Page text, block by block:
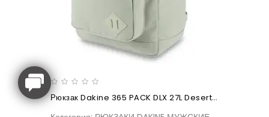
Рюкзак Dakine 365 PACK DLX 27L Desert Sage